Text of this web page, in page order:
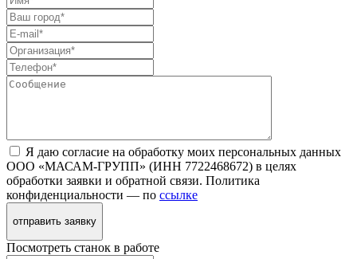
Я даю согласие на обработку моих персональных данных
ООО «МАСАМ-ГРУПП» (ИНН 7722468672) в целях
обработки заявки и обратной связи. Политика
конфиденциальности — по ссылке
отправить заявку
Посмотреть станок в работе